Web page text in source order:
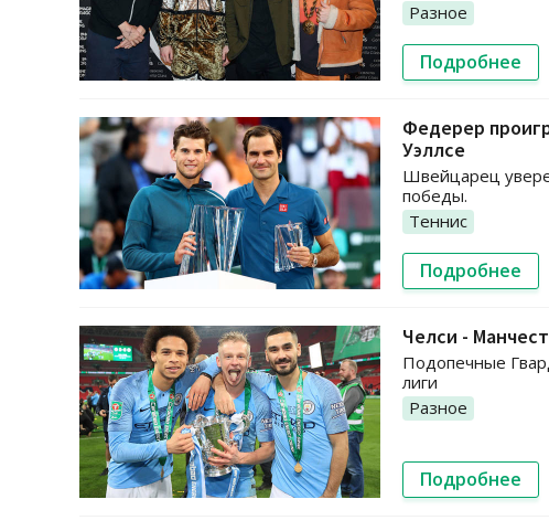
Разное
Подробнее
Федерер
Уэллсе
Швейцарец
победы.
Теннис
Подробнее
Челси -
Подопечные
лиги
Разное
Подробнее